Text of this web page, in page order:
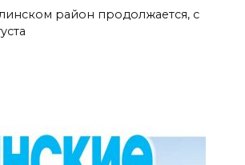
район продолжается, с